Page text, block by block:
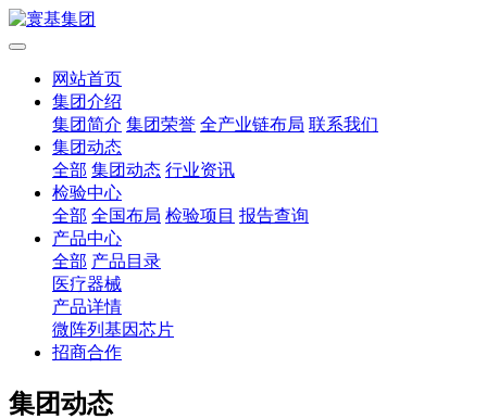
网站首页
集团介绍
集团简介 集团荣誉 全产业链布局 联系我们
集团动态
全部 集团动态 行业资讯
检验中心
全部 全国布局 检验项目 报告查询
产品中心
全部 产品目录
医疗器械
产品详情
微阵列基因芯片
招商合作
集团动态